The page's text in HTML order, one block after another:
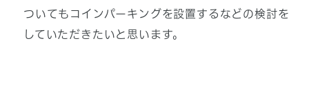
ついてもコインパーキングを設置するなどの検討を
していただきたいと思います。